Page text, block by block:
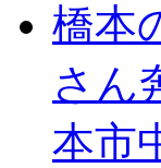
橋本
さん
本市